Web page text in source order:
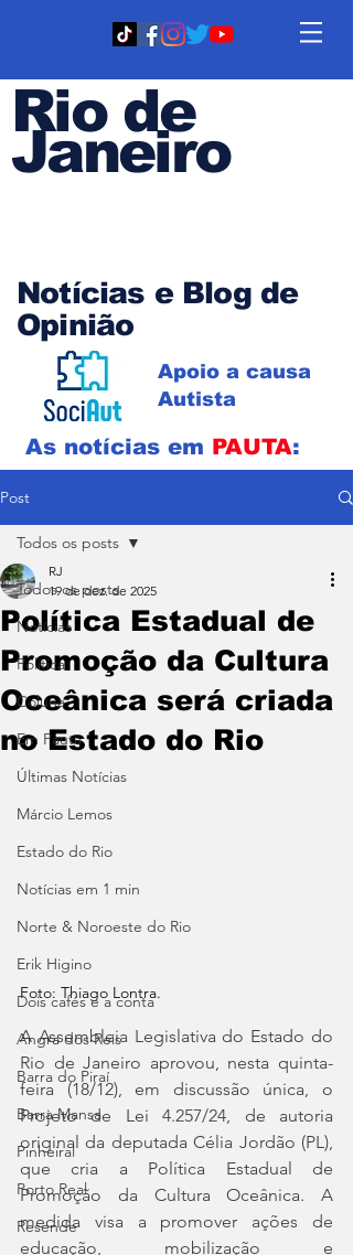
Rio de
Janeiro
Notícias e Blog de
Opinião
Apoio a causa
Autista
As notícias em PAUTA:
Post
Todos os posts
Notícias
Política
Coluna
Em Pauta
Últimas Notícias
Márcio Lemos
Estado do Rio
Notícias em 1 min
Norte & Noroeste do Rio
Erik Higino
Dois cafés e a conta
Angra dos Reis
Barra do Piraí
Barra Mansa
Pinheiral
Porto Real
Resende
Todos os posts
Política Estadual de
Promoção da Cultura
Oceânica será criada
no Estado do Rio
RJ
19 de dez. de 2025
Foto: Thiago Lontra.
A Assembleia Legislativa do Estado do
Rio de Janeiro aprovou, nesta quinta-
feira (18/12), em discussão única, o
Projeto de Lei 4.257/24, de autoria
original da deputada Célia Jordão (PL),
que cria a Política Estadual de
Promoção da Cultura Oceânica. A
medida visa a promover ações de
educação, mobilização e